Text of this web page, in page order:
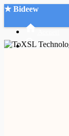
★ Bideew